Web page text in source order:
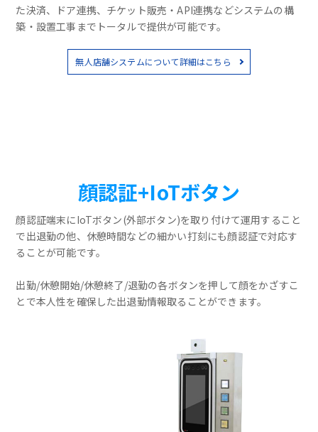
た決済、ドア連携、チケット販売・API連携などシステムの構
築・設置工事までトータルで提供が可能です。
無人店舗システムについて詳細はこちら
顔認証+IoTボタン
顔認証端末にIoTボタン(外部ボタン)を取り付けて運用すること
で出退勤の他、休憩時間などの細かい打刻にも顔認証で対応す
ることが可能です。
出勤/休憩開始/休憩終了/退勤の各ボタンを押して顔をかざすこ
とで本人性を確保した出退勤情報取ることができます。